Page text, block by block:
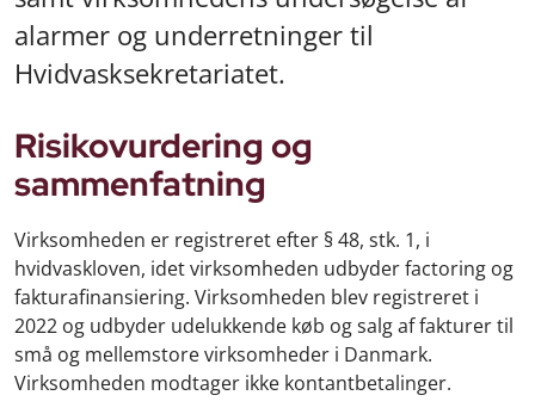
alarmer og underretninger til
Hvidvasksekretariatet.
Risikovurdering og
sammenfatning
Virksomheden er registreret efter § 48, stk. 1, i
hvidvaskloven, idet virksomheden udbyder factoring og
fakturafinansiering. Virksomheden blev registreret i
2022 og udbyder udelukkende køb og salg af fakturer til
små og mellemstore virksomheder i Danmark.
Virksomheden modtager ikke kontantbetalinger.